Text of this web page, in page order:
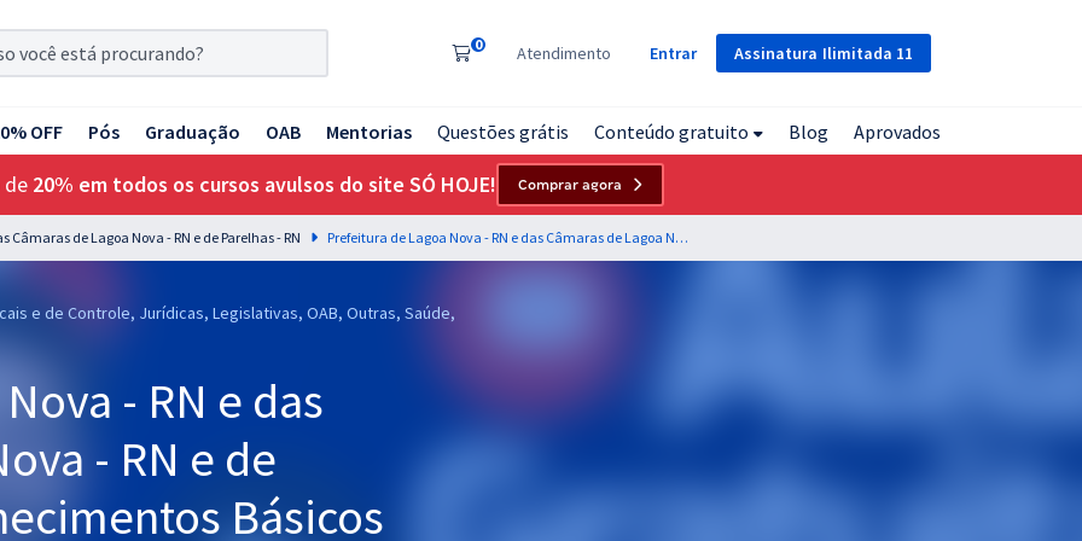
Assinatura Ilimitada 11
0 Atendimento Entrar
OFF Pós Graduação OAB Mentorias Questões grátis Conteúdo gratuito Blog Aprovados
de 20% em todos os cursos avulsos do site SÓ HOJE! Comprar agora
Câmaras de Lagoa Nova - RN e de Parelhas - RN Prefeitura de Lagoa Nova - RN e das Câmaras de Lagoa Nova - RN e de Parelhas - RN - Conhecimentos Básicos Comuns aos Cargos de Profissionais da Educação exceto Cargo nº. 26 – Professor de Língua Portuguesa - Equipe Gran
e de Controle, Jurídicas, Legislativas, OAB, Outras, Saúde,
- RN e das
- RN e de
Básicos